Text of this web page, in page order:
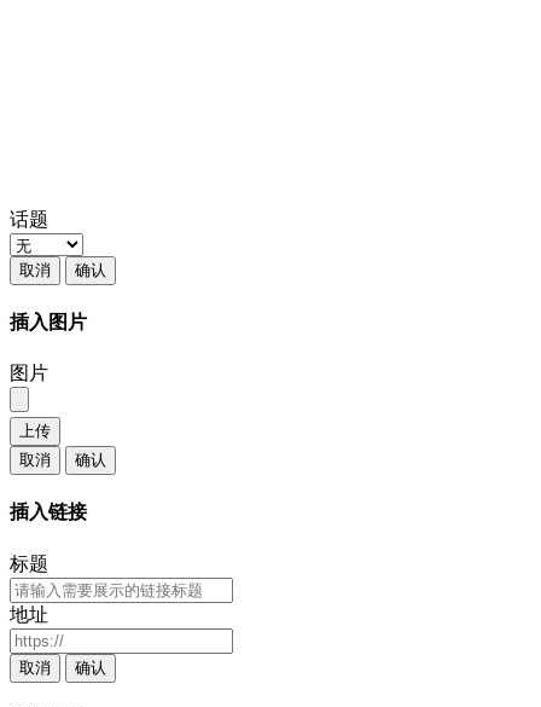
话题
取消 确认
插入图片
图片
上传
取消
确认
插入链接
标题
地址
取消 确认